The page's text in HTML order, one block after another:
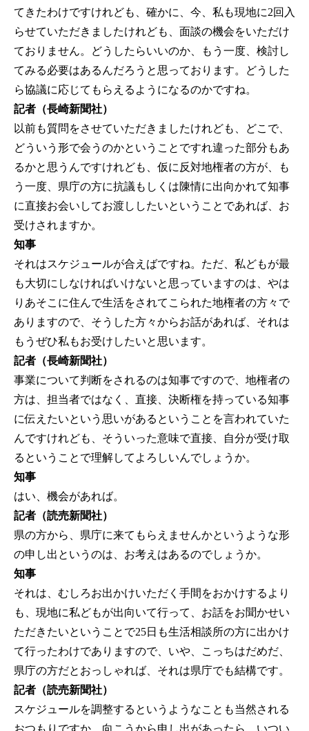
てきたわけですけれども、確かに、今、私も現地に2回入
らせていただきましたけれども、面談の機会をいただけ
ておりません。どうしたらいいのか、もう一度、検討し
てみる必要はあるんだろうと思っております。どうした
ら協議に応じてもらえるようになるのかですね。
記者（長崎新聞社）
以前も質問をさせていただきましたけれども、どこで、
どういう形で会うのかということですれ違った部分もあ
るかと思うんですけれども、仮に反対地権者の方が、も
う一度、県庁の方に抗議もしくは陳情に出向かれて知事
に直接お会いしてお渡ししたいということであれば、お
受けされますか。
知事
それはスケジュールが合えばですね。ただ、私どもが最
も大切にしなければいけないと思っていますのは、やは
りあそこに住んで生活をされてこられた地権者の方々で
ありますので、そうした方々からお話があれば、それは
もうぜひ私もお受けしたいと思います。
記者（長崎新聞社）
事業について判断をされるのは知事ですので、地権者の
方は、担当者ではなく、直接、決断権を持っている知事
に伝えたいという思いがあるということを言われていた
んですけれども、そういった意味で直接、自分が受け取
るということで理解してよろしいんでしょうか。
知事
はい、機会があれば。
記者（読売新聞社）
県の方から、県庁に来てもらえませんかというような形
の申し出というのは、お考えはあるのでしょうか。
知事
それは、むしろお出かけいただく手間をおかけするより
も、現地に私どもが出向いて行って、お話をお聞かせい
ただきたいということで25日も生活相談所の方に出かけ
て行ったわけでありますので、いや、こっちはだめだ、
県庁の方だとおっしゃれば、それは県庁でも結構です。
記者（読売新聞社）
スケジュールを調整するというようなことも当然される